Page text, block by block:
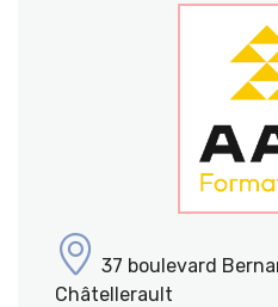
37 boulevard
Châtellerault